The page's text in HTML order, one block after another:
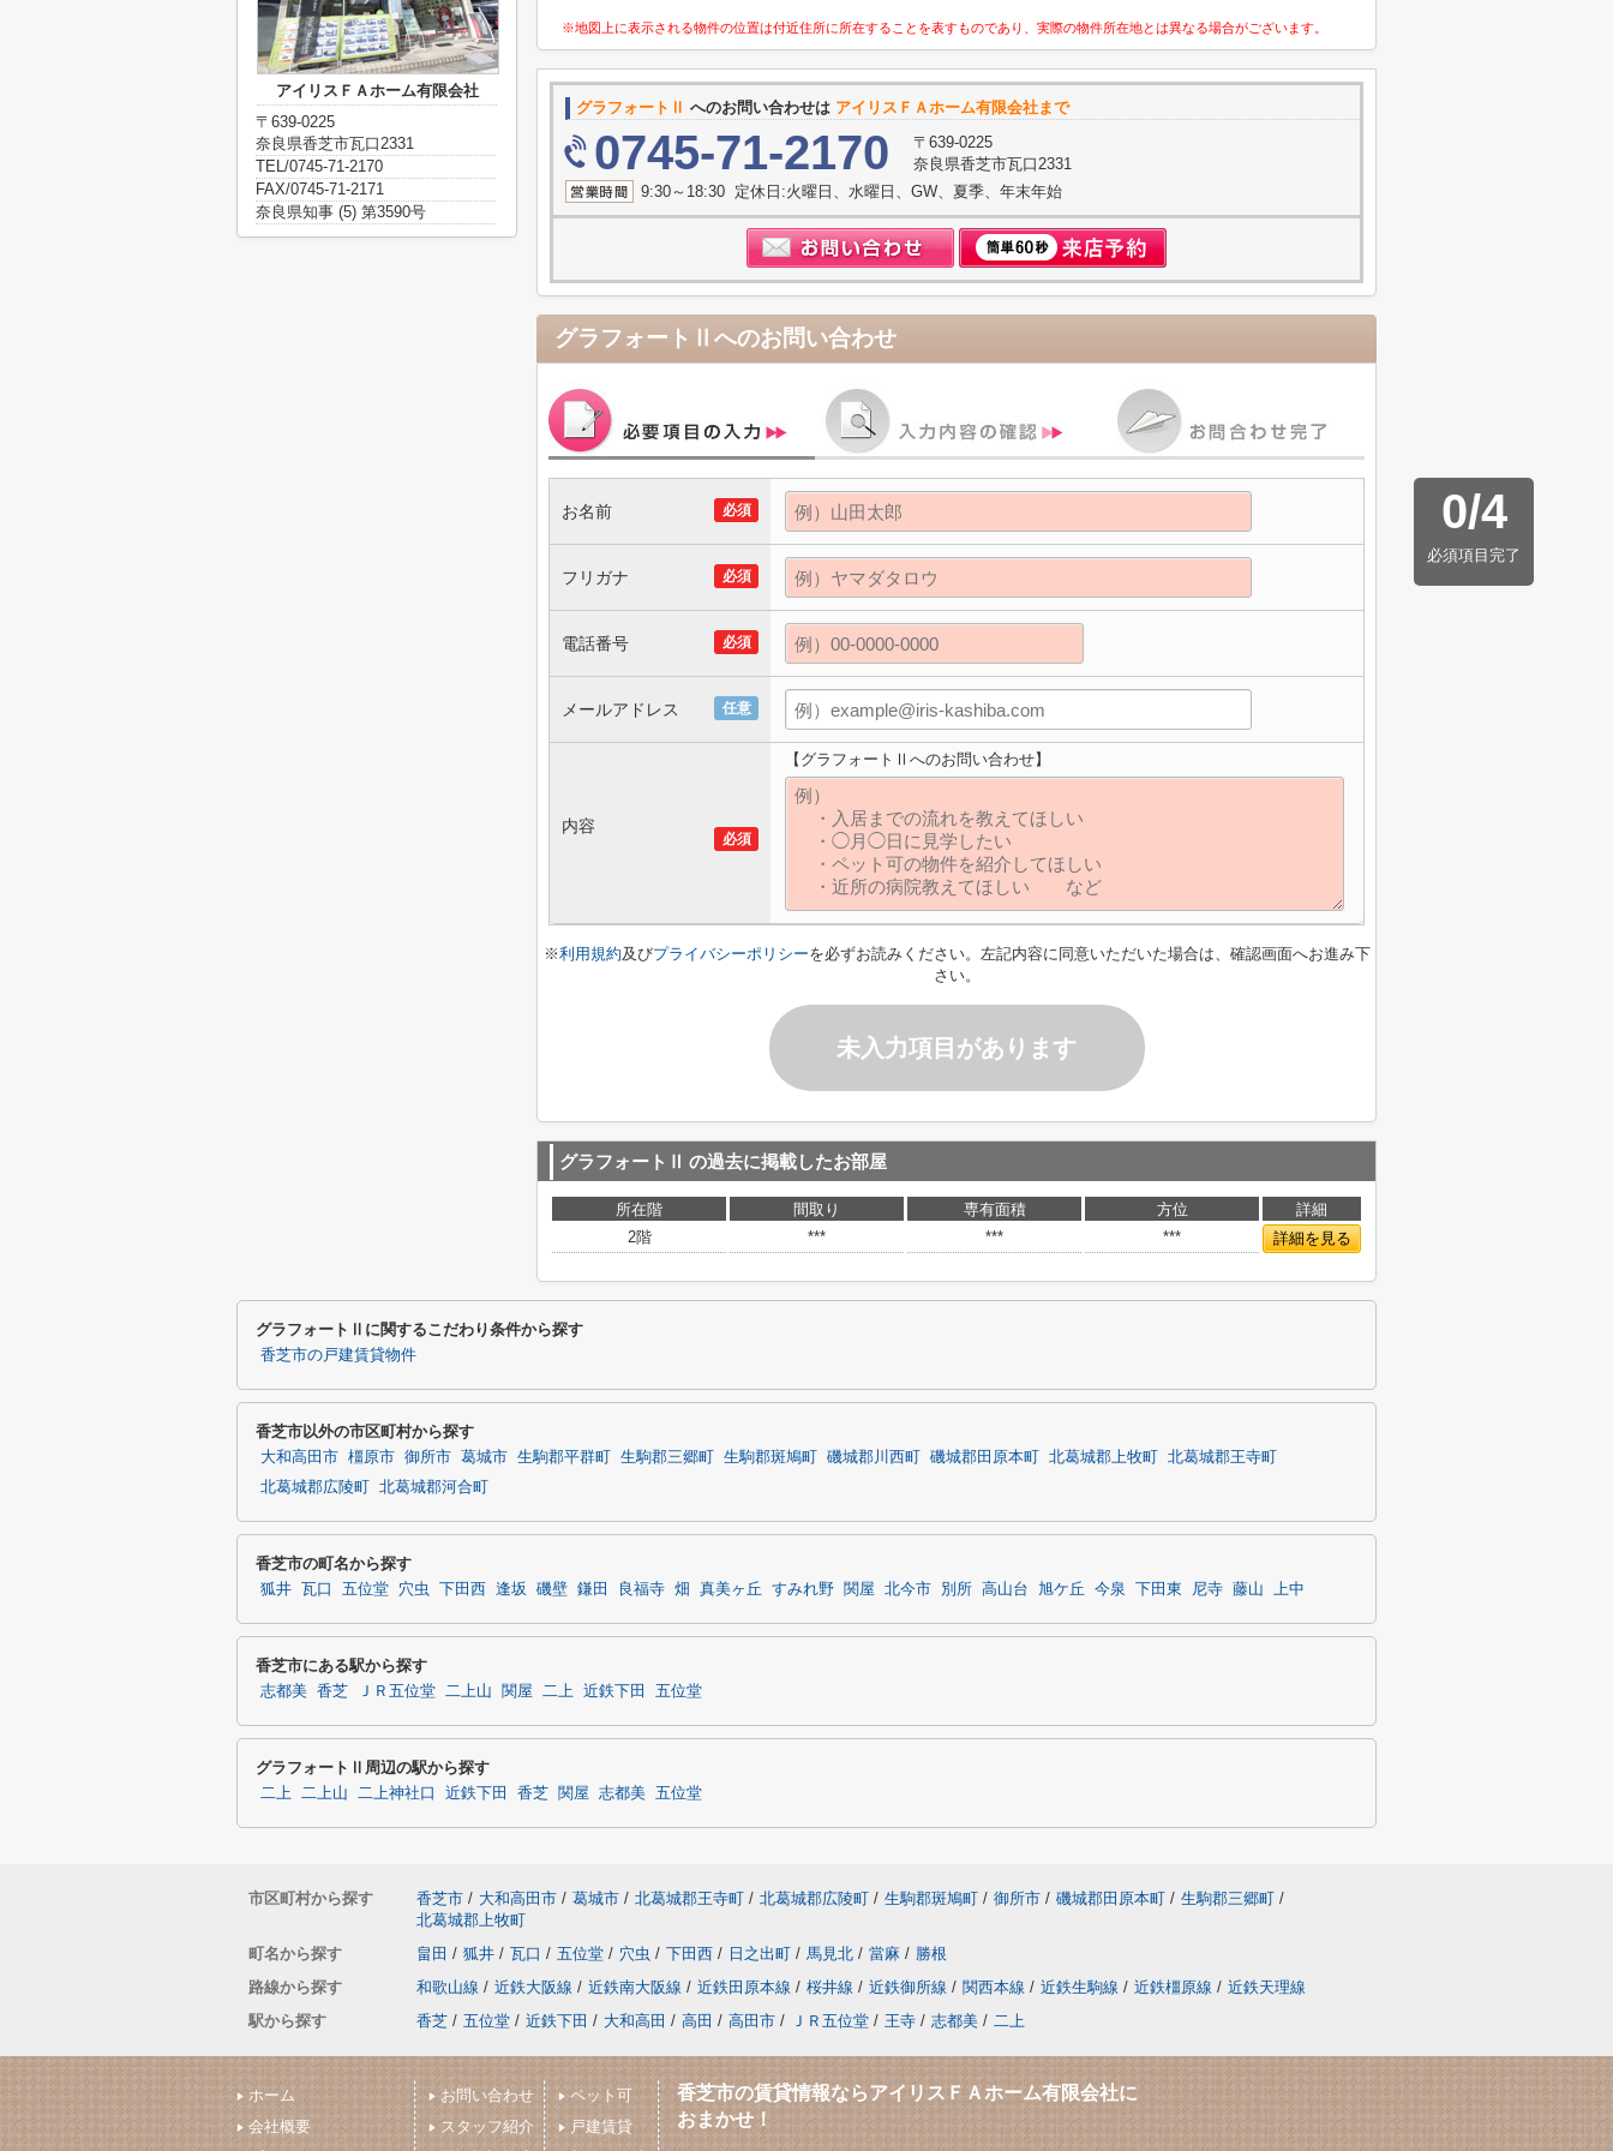
※地図上に表示される物件の位置は付近住所に所在することを表すものであり、実際の物件所在地とは異なる場合がございます。
グラフォートⅡ へのお問い合わせは アイリスＦＡホーム有限会社まで
0745-71-2170
〒639-0225
奈良県香芝市瓦口2331
9:30～18:30 定休日:火曜日、水曜日、GW、夏季、年末年始
グラフォートⅡ へのお問い合わせ
0/4
必須項目完了
必須
お名前
必須
フリガナ
必須
電話番号
任意
メールアドレス
必須
内容
【グラフォートⅡへのお問い合わせ】
※利用規約及びプライバシーポリシーを必ずお読みください。左記内容に同意いただいた場合は、確認画面へお進み下
さい。
未入力項目があります
グラフォートⅡ の過去に掲載したお部屋
所在階 間取り 専有面積 方位
詳細
2階
*** *** *** 詳細を見る
アイリスＦＡホーム有限会社
〒639-0225
奈良県香芝市瓦口2331
TEL/0745-71-2170
FAX/0745-71-2171
奈良県知事 (5) 第3590号
グラフォートⅡに関するこだわり条件から探す
香芝市の戸建賃貸物件
香芝市以外の市区町村から探す
大和高田市 橿原市 御所市 葛城市 生駒郡平群町 生駒郡三郷町 生駒郡斑鳩町 磯城郡川西町 磯城郡田原本町 北葛城郡上牧町
北葛城郡王寺町
北葛城郡広陵町
北葛城郡河合町
香芝市の町名から探す
狐井 瓦口 五位堂 穴虫 下田西 逢坂 磯壁 鎌田 良福寺 畑 真美ヶ丘 すみれ野 関屋 北今市 別所 高山台 旭ケ丘 今泉 下田東 尼寺 藤山 上中
香芝市にある駅から探す
志都美 香芝 ＪＲ五位堂 二上山 関屋 二上 近鉄下田 五位堂
グラフォートⅡ周辺の駅から探す
二上 二上山 二上神社口 近鉄下田 香芝 関屋 志都美 五位堂
市区町村から探す 香芝市 / 大和高田市 / 葛城市 / 北葛城郡王寺町 / 北葛城郡広陵町 / 生駒郡斑鳩町 / 御所市 / 磯城郡田原本町 / 生駒郡三郷町 /
北葛城郡上牧町
町名から探す
畠田 / 狐井 / 瓦口 / 五位堂 / 穴虫 / 下田西 / 日之出町 / 馬見北 / 當麻 / 勝根
路線から探す
和歌山線 / 近鉄大阪線 / 近鉄南大阪線 / 近鉄田原本線 / 桜井線 / 近鉄御所線 / 関西本線 / 近鉄生駒線 / 近鉄橿原線 / 近鉄天理線
駅から探す
香芝 / 五位堂 / 近鉄下田 / 大和高田 / 高田 / 高田市 / ＪＲ五位堂 / 王寺 / 志都美 / 二上
ホーム
会社概要
お問い合わせ
スタッフ紹介
ペット可
戸建賃貸
香芝市の賃貸情報ならアイリスＦＡホーム有限会社に
おまかせ！